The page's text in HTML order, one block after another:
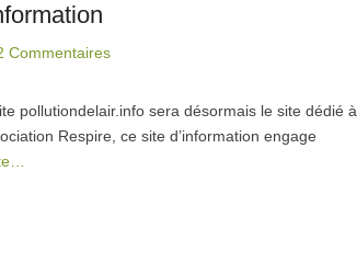
Commentaires
pollutiondelair.info sera désormais le site dédié à
Respire, ce site d’information engage